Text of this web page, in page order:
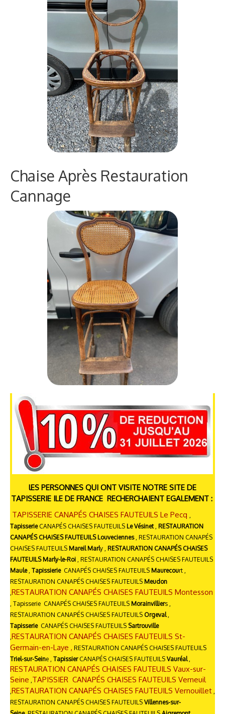
Chaise Après Restauration
Cannage
lES PERSONNES QUI ONT VISITE NOTRE SITE DE
TAPISSERIE ILE DE FRANCE RECHERCHAIENT EGALEMENT :
TAPISSERIE CANAPÉS CHAISES FAUTEUILS Le Pecq
Tapisserie CANAPÉS CHAISES FAUTEUILS Le Vésinet, RESTAURATION
CANAPÉS CHAISES FAUTEUILS Louveciennes, RESTAURATION CANAPÉS
CHAISES FAUTEUILS Mareil Marly , RESTAURATION CANAPÉS CHAISES
FAUTEUILS Marly-le-Roi , RESTAURATION CANAPÉS CHAISES FAUTEUILS
Maule TapissierieCANAPÉS CHAISES FAUTEUILS Maurecourt ,
RESTAURATION CANAPÉS CHAISES FAUTEUILS Meudon
RESTAURATION CANAPÉS CHAISES FAUTEUILS Montesson
, Tapisserie CANAPÉS CHAISES FAUTEUILS Morainvilliers ,
RESTAURATION CANAPÉS CHAISES FAUTEUILS Orgeval
Tapisserie CANAPÉS CHAISES FAUTEUILS Sartrouville
RESTAURATION CANAPÉS CHAISES FAUTEUILS St-
Germain-en-Laye , RESTAURATION CANAPÉS CHAISES FAUTEUILS
Triel-sur-Seine , TapissierCANAPÉS CHAISES FAUTEUILS Vauréal
RESTAURATION CANAPÉS CHAISES FAUTEUILS Vaux-sur-
Seine TAPISSIER CANAPÉS CHAISES FAUTEUILS Verneuil
RESTAURATION CANAPÉS CHAISES FAUTEUILS Vernouillet
RESTAURATION CANAPÉS CHAISES FAUTEUILS Villennes-sur-